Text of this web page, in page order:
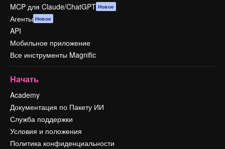
MCP для Claude/ChatGPT Новое
Агенты Новое
API
Мобильное приложение
Все инструменты Magnific
Начать
Academy
Документация по Пакету ИИ
Служба поддержки
Условия и положения
Политика конфиденциальности